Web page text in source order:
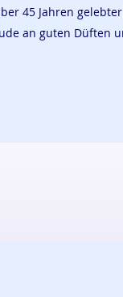
45 Jahren
an guten Düften